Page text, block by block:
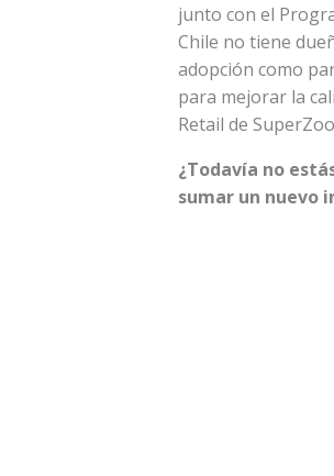
junto con el
Chile no tiene
adopción como
para mejorar la
Retail de
¿Todavía no
sumar un nuevo